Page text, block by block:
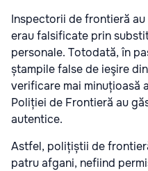
Inspectorii de frontieră
erau falsificate prin
personale. Totodată, în
ștampile false de ieşire
verificare mai minuțioasă
Poliției de Frontieră au
autentice.
Astfel, polițiștii de
patru afgani, nefiind